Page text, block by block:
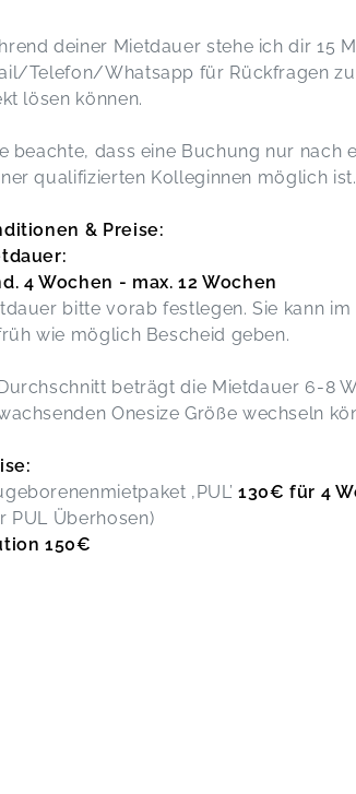
deiner Mietdauer stehe ich dir 15
Telefon/Whatsapp für Rückfragen
lösen können.
beachte, dass eine Buchung nur
qualifizierten Kolleginnen möglich ist.
& Preise:
4 Wochen - max. 12 Wochen
bitte vorab festlegen. Sie kann
wie möglich Bescheid geben.
beträgt die Mietdauer 6-8
Onesize Größe wechseln
‚PUL’ 130€ für 4
PUL Überhosen)
150€